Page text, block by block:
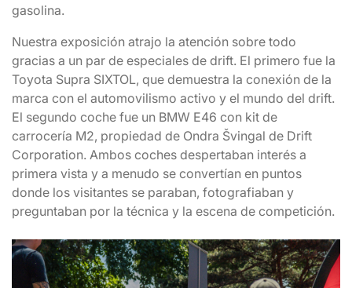
gasolina.
Nuestra exposición atrajo la atención sobre todo
gracias a un par de especiales de drift. El primero fue la
Toyota Supra SIXTOL, que demuestra la conexión de la
marca con el automovilismo activo y el mundo del drift.
El segundo coche fue un BMW E46 con kit de
carrocería M2, propiedad de Ondra Švingal de Drift
Corporation. Ambos coches despertaban interés a
primera vista y a menudo se convertían en puntos
donde los visitantes se paraban, fotografiaban y
preguntaban por la técnica y la escena de competición.